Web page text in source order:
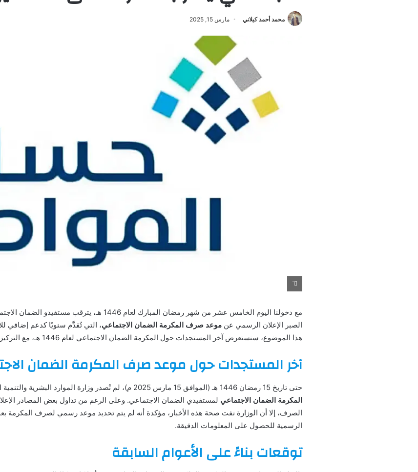
محمد أحمد كيلاني مارس 15, 2025
َ
مع دخولنا اليوم الخامس عشر من شهر رمضان المبارك لعام
الصبر الإعلان الرسمي عن موعد صرف المكرمة الضمان الاجتماعي، التي تُقدَّم سنويًا كدعم إضافي
هذا الموضوع، سنستعرض آخر المستجدات حول المكرمة الضمان الاجتماعي لعام 1446 هـ، مع التركيز على المعلومات المتوفرة حتى الآن.
آخر المستجدات حول موعد صرف المكرمة الضمان الاجتماعي
حتى تاريخ 15 رمضان 1446 هـ (الموافق 15 مارس 2025 م)، لم تُصدر وزارة الموارد البشرية والتنمية الاجتماعية أي إعلان رسمي يحدد
المكرمة الضمان الاجتماعي لمستفيدي الضمان الاجتماعي. وعلى الرغم من تداول بعض المصادر
الصرف، إلا أن الوزارة نفت صحة هذه الأخبار، مؤكدة أنه لم يتم تحديد موعد رسمي لصرف المكرمة
الرسمية للحصول على المعلومات الدقيقة.
توقعات بناءً على الأعوام السابقة